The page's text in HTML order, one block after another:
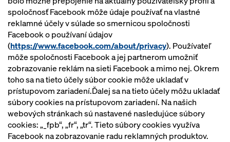
spoločnosť Facebook môže údaje používať na vlastné
reklamné účely v súlade so smernicou spoločnosti
Facebook o používaní údajov
(https://www.facebook.com/about/privacy). Používateľ
môže spoločnosti Facebook a jej partnerom umožniť
zobrazovanie reklám na sieti Facebook a mimo nej. Okrem
toho sa na tieto účely súbor cookie môže ukladať v
prístupovom zariadení.Ďalej sa na tieto účely môžu ukladať
súbory cookies na prístupovom zariadení. Na našich
webových stránkach sú nastavené nasledujúce súbory
cookies: „_fpb“, „fr“, „tr“. Tieto súbory cookies využíva
Facebook na zobrazovanie radu reklamných produktov.